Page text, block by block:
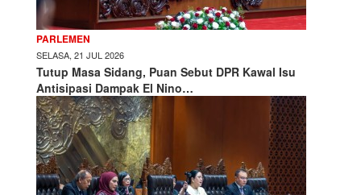
PARLEMEN
SELASA, 21 JUL 2026
Tutup Masa Sidang, Puan Sebut DPR Kawal Isu
Antisipasi Dampak El Nino…